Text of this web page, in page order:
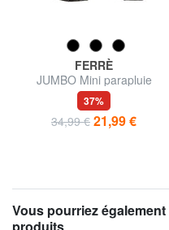
FERRÈ
JUMBO Mini parapluie
automatique
37%
34,99 € 21,99 €
Vous pourriez